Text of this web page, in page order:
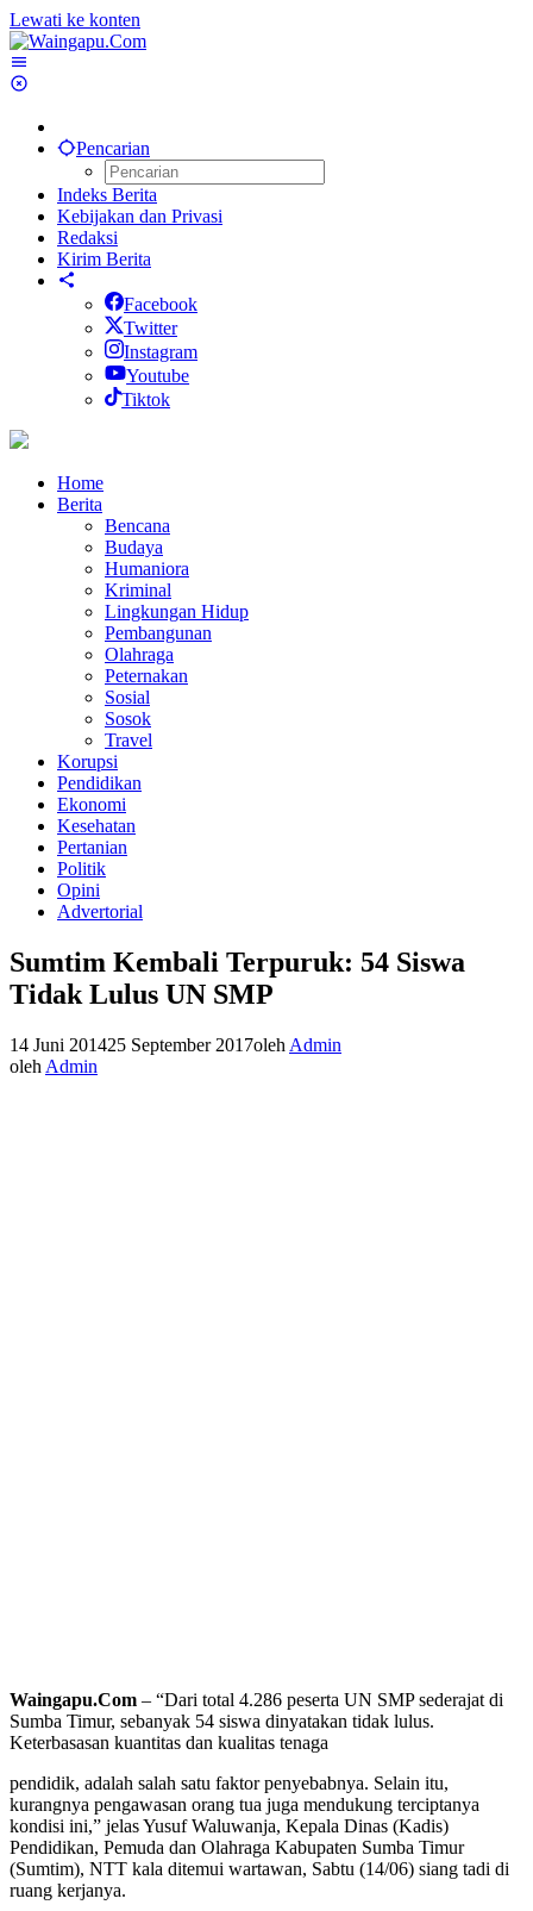
Lewati ke konten
Pencarian
Indeks Berita
Kebijakan dan Privasi
Redaksi
Kirim Berita
Facebook
Twitter
Instagram
Youtube
Tiktok
Home
Berita
Bencana
Budaya
Humaniora
Kriminal
Lingkungan Hidup
Pembangunan
Olahraga
Peternakan
Sosial
Sosok
Travel
Korupsi
Pendidikan
Ekonomi
Kesehatan
Pertanian
Politik
Opini
Advertorial
Sumtim Kembali Terpuruk: 54 Siswa
Tidak Lulus UN SMP
14 Juni 201425 September 2017oleh Admin
oleh Admin
Waingapu.Com – “Dari total 4.286 peserta UN SMP sederajat di
Sumba Timur, sebanyak 54 siswa dinyatakan tidak lulus.
Keterbasasan kuantitas dan kualitas tenaga
pendidik, adalah salah satu faktor penyebabnya. Selain itu,
kurangnya pengawasan orang tua juga mendukung terciptanya
kondisi ini,” jelas Yusuf Waluwanja, Kepala Dinas (Kadis)
Pendidikan, Pemuda dan Olahraga Kabupaten Sumba Timur
(Sumtim), NTT kala ditemui wartawan, Sabtu (14/06) siang tadi di
ruang kerjanya.